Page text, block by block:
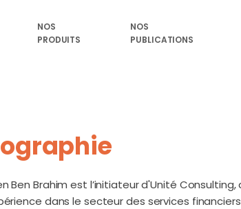
NOS
PRODUITS
NOS
PUBLICATIONS
Ben Brahim est l’initiateur d'Unité
dans le secteur des services